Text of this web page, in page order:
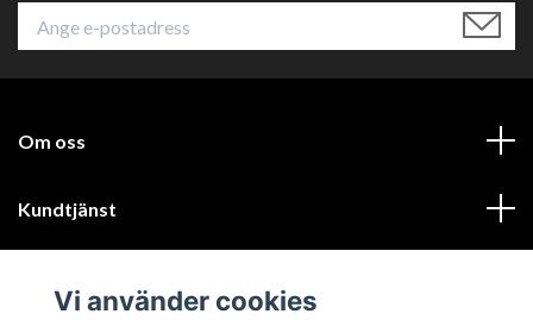
Om oss
Kundtjänst
Vi använder cookies